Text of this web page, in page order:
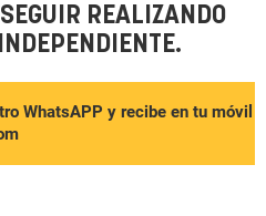
REALIZANDO
WhatsAPP y recibe en tu móvil